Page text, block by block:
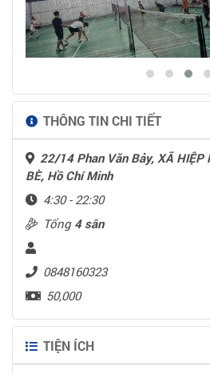
THÔNG TIN CHI TIẾT
22/14 Phan Văn Bảy, XÃ HIỆP
BÈ, Hồ Chí Minh
4:30 - 22:30
Tổng 4 sân
0848160323
50,000
TIỆN ÍCH